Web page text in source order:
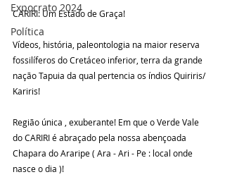
Expocrato 2024
Política
CARIRI: Um Estado de Graça!
Vídeos, história, paleontologia na maior reserva
fossilíferos do Cretáceo inferior, terra da grande
nação Tapuia da qual pertencia os índios Quiriris/
Kariris!
Região única , exuberante! Em que o Verde Vale
do CARIRI é abraçado pela nossa abençoada
Chapara do Araripe ( Ara - Ari - Pe : local onde
nasce o dia )!